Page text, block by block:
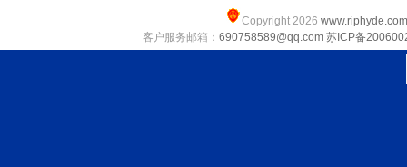
Copyright 2026 www.riphyde.com
客户服务邮箱： 690758589@qq.com 苏ICP备